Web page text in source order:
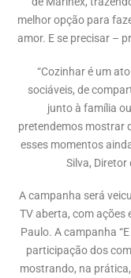
melhor opção para
amor. E se precisar –
“Cozinhar é um
sociáveis, de
junto à família
pretendemos mostrar
esses momentos
Silva, Diretor
A campanha será
TV aberta, com ações
Paulo. A campanha
participação dos
mostrando, na